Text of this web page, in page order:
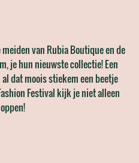
van Rubia Boutique en de
je hun nieuwste collectie! Een
dat moois stiekem een beetje
Festival kijk je niet alleen